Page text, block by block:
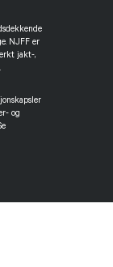
NJFF er
jakt-,
og